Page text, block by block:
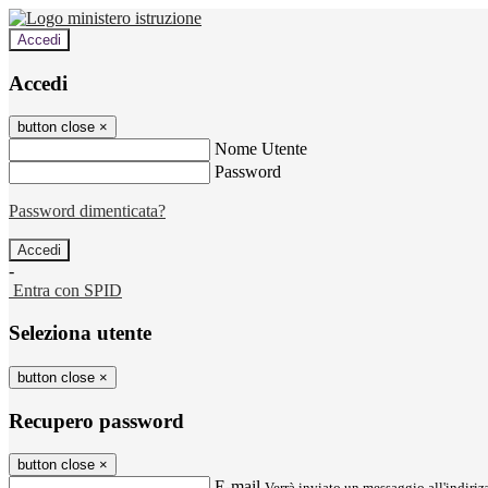
Accedi
Accedi
button close ×
Nome Utente
Password
Password dimenticata?
-
Entra con SPID
Seleziona utente
button close ×
Recupero password
button close ×